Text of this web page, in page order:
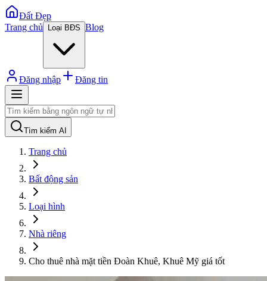
Đất Đẹp
Trang chủ
Loại BĐS Blog
Đăng nhập Đăng tin
Tìm kiếm AI
Trang chủ
Bất động sản
Loại hình
Nhà riêng
Cho thuê nhà mặt tiền Đoàn Khuê, Khuê Mỹ giá tốt